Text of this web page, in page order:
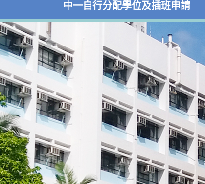
中一自行分配學位及插班申請